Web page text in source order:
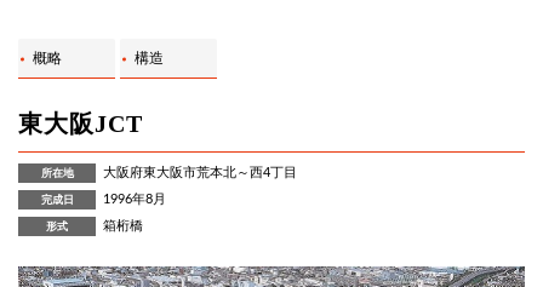
概略 構造
東大阪JCT
所在地 大阪府東大阪市荒本北～西4丁目
完成日 1996年8月
形式 箱桁橋